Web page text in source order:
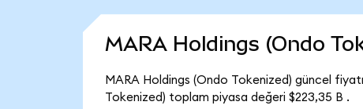
MARA Holdings (Ondo
MARA Holdings (Ondo Tokenized) güncel
Tokenized) toplam piyasa değeri $223,35 B .